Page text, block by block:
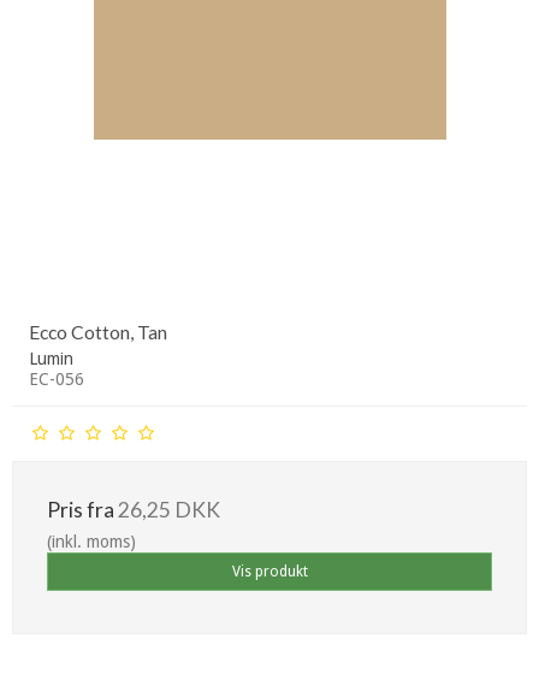
Ecco Cotton, Tan
Lumin
EC-056
Pris fra 26,25 DKK
(inkl. moms)
Vis produkt